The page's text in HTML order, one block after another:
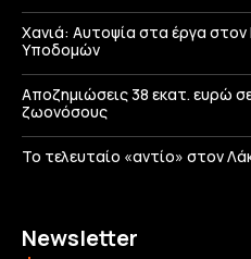
Χανιά: Αυτοψία στα έργα
Υποδομών
Αποζημιώσεις 38 εκατ. ευρώ
ζωονόσους
Το τελευταίο «αντίο» στον
Newsletter